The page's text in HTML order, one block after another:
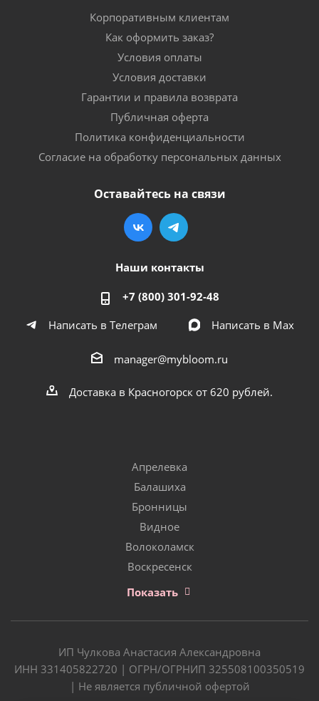
Корпоративным клиентам
Как оформить заказ?
Условия оплаты
Условия доставки
Гарантии и правила возврата
Публичная оферта
Политика конфиденциальности
Согласие на обработку персональных данных
Оставайтесь на связи
Наши контакты
+7 (800) 301-92-48
Написать в Телеграм
Написать в Мах
manager@mybloom.ru
Доставка в Красногорск от 620 рублей.
Апрелевка
Балашиха
Бронницы
Видное
Волоколамск
Воскресенск
Показать
ИП Чулкова Анастасия Александровна
ИНН 331405822720 | ОГРН/ОГРНИП 325508100350519
| Не является публичной офертой